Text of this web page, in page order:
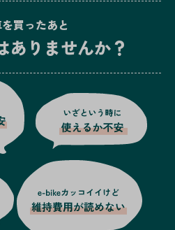
買ったあと
ありませんか？